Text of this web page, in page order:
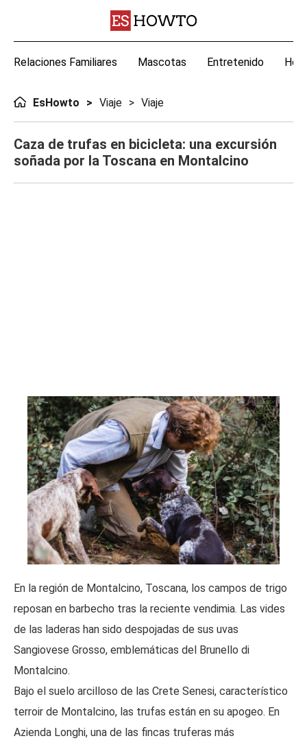
Relaciones Familiares Mascotas Entretenido
EsHowto Viaje Viaje
Caza de trufas en bicicleta: una excursión
soñada por la Toscana en Montalcino
En la región de Montalcino, Toscana, los campos de trigo
reposan en barbecho tras la reciente vendimia. Las vides
de las laderas han sido despojadas de sus uvas
Sangiovese Grosso, emblemáticas del Brunello di
Montalcino.
Bajo el suelo arcilloso de las Crete Senesi, característico
terroir de Montalcino, las trufas están en su apogeo. En
Azienda Longhi, una de las fincas truferas más